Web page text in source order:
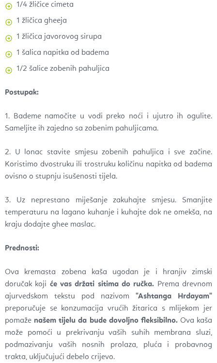
1/4 žličice cimeta
1 žličica gheeja
1 žličica javorovog sirupa
1 šalica napitka od badema
1/2 šalice zobenih pahuljica
Postupak:
1. Bademe namočite u vodi preko noći i ujutro ih ogulite.
Sameljite ih zajedno sa zobenim pahuljicama.
2. U lonac stavite smjesu zobenih pahuljica i sve začine.
Koristimo dvostruku ili trostruku količinu napitka od badema
ovisno o stupnju isušenosti tijela.
3. Uz neprestano miješanje zakuhajte smjesu. Smanjite
temperaturu na lagano kuhanje i kuhajte dok ne omekša, na
kraju dodajte ghee maslac.
Prednosti:
Ova kremasta zobena kaša ugodan je i hranjiv zimski
doručak koji će vas držati sitima do ručka. Prema drevnom
ajurvedskom tekstu pod nazivom "Ashtanga Hrdayam"
preporučuje se konzumacija vrućih žitarica s mlijekom jer
pomaže našem tijelu da bude dovoljno fleksibilno. Ova kaša
može pomoći u prekrivanju vaših suhih membrana sluzi,
podmazivanju vaših nosnih prolaza, pluća i probavnog
trakta, uključujući debelo crijevo.